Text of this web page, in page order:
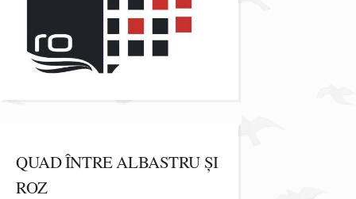
QUAD ÎNTRE ALBASTRU ȘI
ROZ